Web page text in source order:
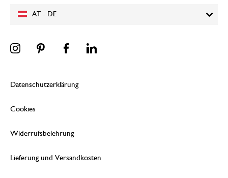
AT - DE
Datenschutzerklärung
Cookies
Widerrufsbelehrung
Lieferung und Versandkosten